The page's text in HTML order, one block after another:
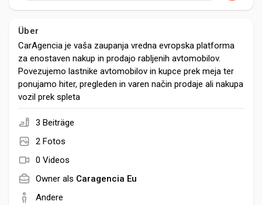
Beiträge entdecken
Über
CarAgencia je vaša zaupanja vredna evropska platforma
za enostaven nakup in prodajo rabljenih avtomobilov.
Povezujemo lastnike avtomobilov in kupce prek meja ter
ponujamo hiter, pregleden in varen način prodaje ali nakupa
vozil prek spleta
3 Beiträge
2 Fotos
0 Videos
Owner als Caragencia Eu
Andere